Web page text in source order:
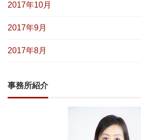
2017年10月
2017年9月
2017年8月
事務所紹介